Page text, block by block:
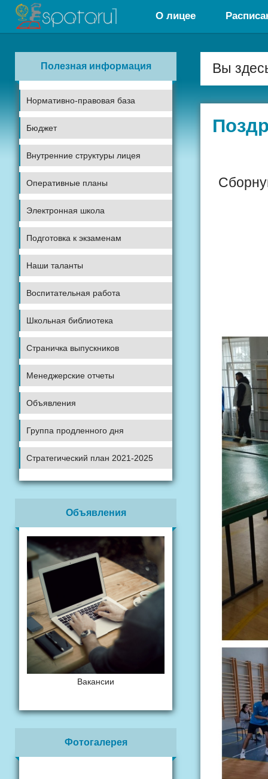
О лицее
Полезная информация
Нормативно-правовая база
Бюджет
Внутренние структуры лицея
Оперативные планы
Электронная школа
Подготовка к экзаменам
Наши таланты
Воспитательная работа
Школьная библиотека
Страничка выпускников
Менеджерские отчеты
Объявления
Группа продленного дня
Стратегический план 2021-2025
Объявления
Вакансии
Фотогалерея
Вы